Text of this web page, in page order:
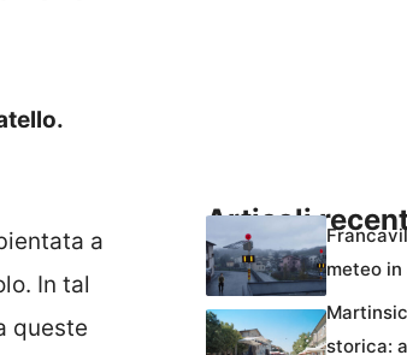
a
In tal
queste
Articoli
meteo
storica: